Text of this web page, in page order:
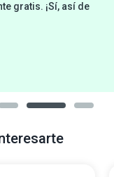
gratis. ¡Sí, así de